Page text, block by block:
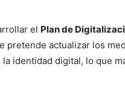
el Plan de
pretende actualizar los
identidad digital, lo que